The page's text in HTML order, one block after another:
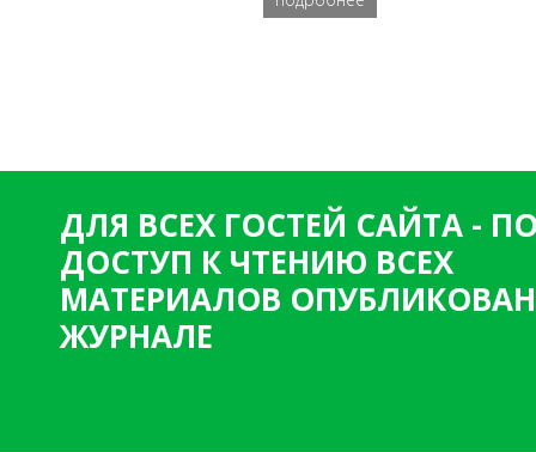
ДЛЯ ВСЕХ ГОСТЕЙ САЙТА -
ДОСТУП К ЧТЕНИЮ ВСЕХ
МАТЕРИАЛОВ
ЖУРНАЛЕ